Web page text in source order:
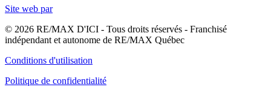
Site web par
© 2026 RE/MAX D'ICI - Tous droits réservés - Franchisé
indépendant et autonome de RE/MAX Québec
Conditions d'utilisation
Politique de confidentialité